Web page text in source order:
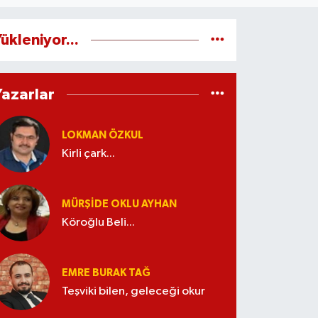
LOKMAN ÖZKUL
Kirli çark...
MÜRŞIDE OKLU AYHAN
Köroğlu Beli...
EMRE BURAK TAĞ
Teşviki bilen, geleceği okur